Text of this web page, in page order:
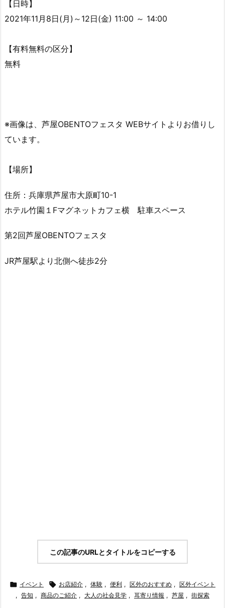
【日時】
2021年11月8日(月)～12日(金) 11:00 ～ 14:00
【有料無料の区分】
無料
※画像は、芦屋OBENTOフェスタ WEBサイトよりお借りし
ています。
【場所】
住所：兵庫県芦屋市大原町10-1
ホテル竹園１Fマグネットカフェ横 駐車スペース
第2回芦屋OBENTOフェスタ
JR芦屋駅より北側へ徒歩2分
この記事のURLとタイトルをコピーする
 イベント  お店紹介 , 体験 , 便利 , 区外のおすすめ , 区外イベント
, 告知 , 商品のご紹介 , 大人の社会見学 , 耳寄り情報 , 芦屋 , 街探索